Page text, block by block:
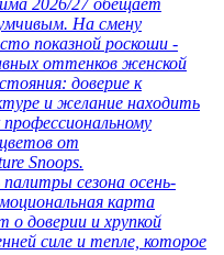
2026/27 обещает
На смену
показной роскоши -
оттенков женской
доверие к
и желание находить
от
Snoops.
сезона осень-
карта
о доверии и хрупкой
силе и тепле, которое